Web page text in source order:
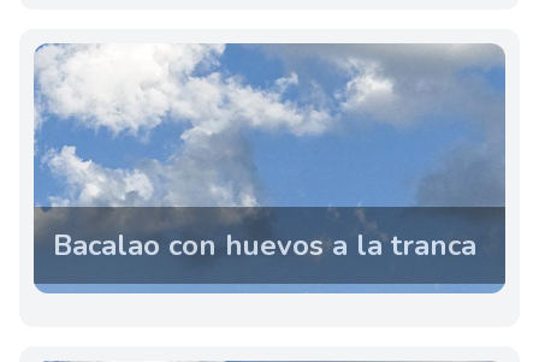
Bacalao con huevos a la tranca